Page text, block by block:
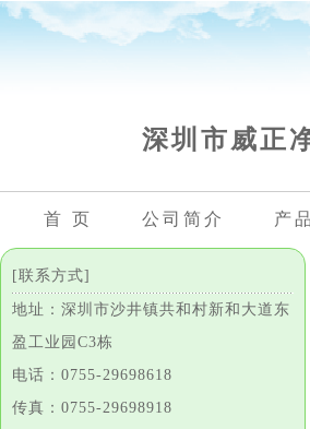
深圳市威正
首 页 公司简介 产
[联系方式]
地址：深圳市沙井镇共和村新和大道东
盈工业园C3栋
电话：0755-29698618
传真：0755-29698918